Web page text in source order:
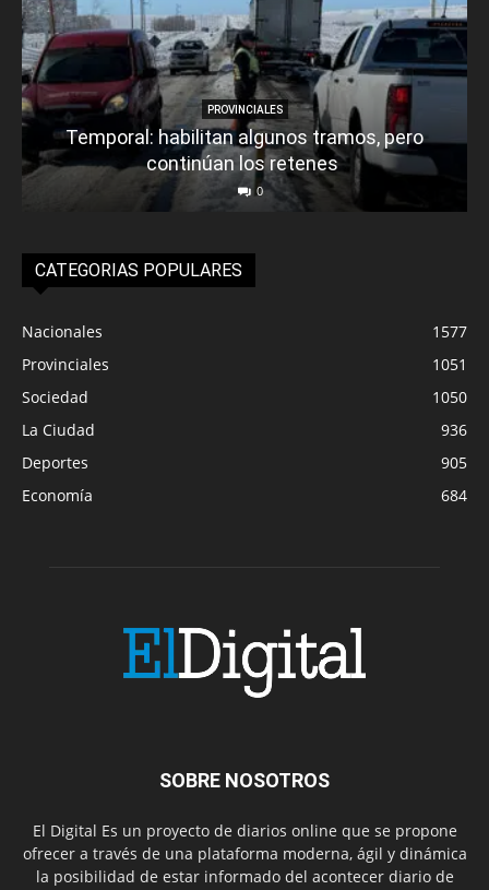
PROVINCIALES
Temporal: habilitan algunos tramos, pero
continúan los retenes
0
CATEGORIAS POPULARES
Nacionales
1577
Provinciales
1051
Sociedad
1050
La Ciudad
936
Deportes
905
Economía
684
SOBRE NOSOTROS
El Digital Es un proyecto de diarios online que se propone
ofrecer a través de una plataforma moderna, ágil y dinámica
la posibilidad de estar informado del acontecer diario de